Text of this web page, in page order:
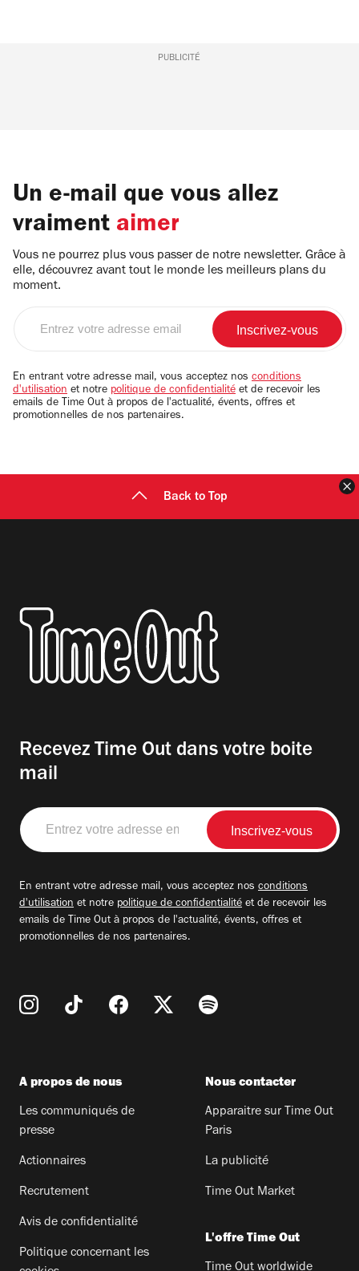
PUBLICITÉ
Un e-mail que vous allez
vraiment aimer
Vous ne pourrez plus vous passer de notre newsletter. Grâce à
elle, découvrez avant tout le monde les meilleurs plans du
moment.
email
En entrant votre adresse mail, vous acceptez nos conditions
d'utilisation et notre politique de confidentialité et de recevoir les
emails de Time Out à propos de l'actualité, évents, offres et
promotionnelles de nos partenaires.
Back to Top
Recevez Time Out dans votre boite
mail
Entrez
votre
adresse
En entrant votre adresse mail, vous acceptez nos conditions
d'utilisation et notre politique de confidentialité et de recevoir les
emails de Time Out à propos de l'actualité, évents, offres et
promotionnelles de nos partenaires.
A propos de nous
Les communiqués de
presse
Actionnaires
Recrutement
Avis de confidentialité
Politique concernant les
Nous contacter
Apparaitre sur Time Out
Paris
La publicité
Time Out Market
L'offre Time Out
Time Out worldwide